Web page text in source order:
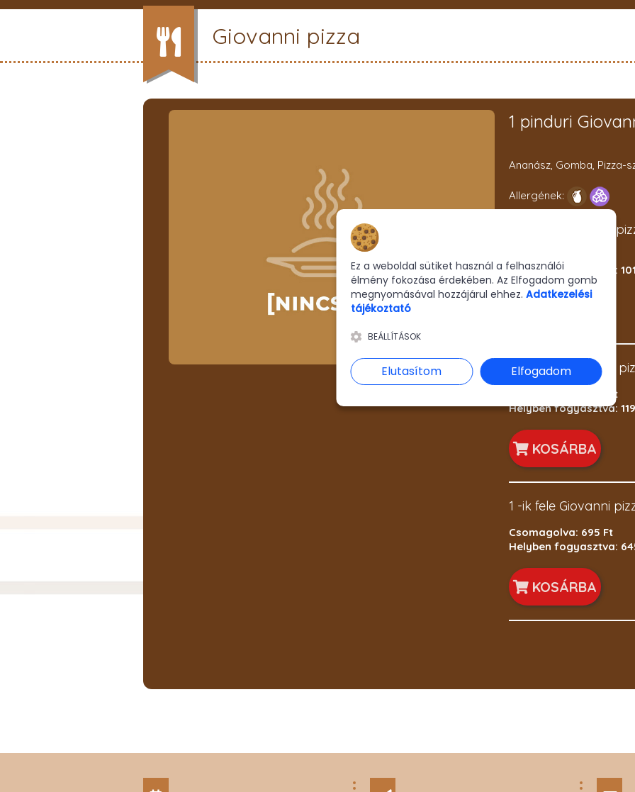
Giovanni pizza
1 pinduri
Ananász, Gomba, Pizza-
Allergének:
1 pinduri Giovanni
Helyben fogyasztva:
1 normál Giovanni
Csomagolva: 1290 Ft
Helyben fogyasztva:
KOSÁRBA
1 -ik fele Giovanni
Csomagolva: 695 Ft
Helyben fogyasztva:
KOSÁRBA
Ez a weboldal sütiket használ a felhasználói
élmény fokozása érdekében. Az Elfogadom gomb
megnyomásával hozzájárul ehhez. Adatkezelési
tájékoztató
BEÁLLÍTÁSOK
Elutasítom Elfogadom